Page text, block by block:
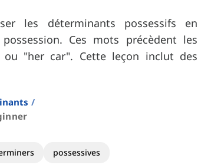
les déterminants possessifs en
Ces mots précèdent les
"her car". Cette leçon inclut des
possessives